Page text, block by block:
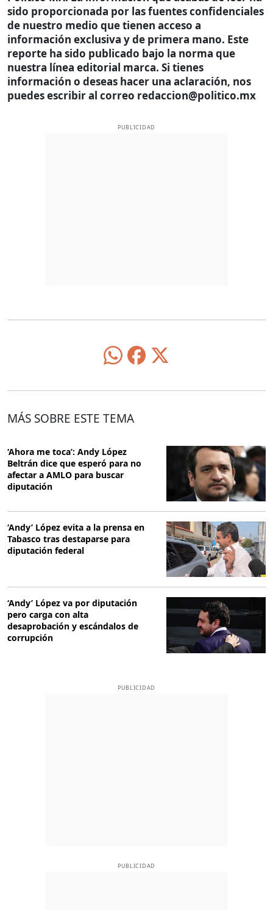
sido proporcionada por las fuentes confidenciales
de nuestro medio que tienen acceso a
información exclusiva y de primera mano. Este
reporte ha sido publicado bajo la norma que
nuestra línea editorial marca. Si tienes
información o deseas hacer una aclaración, nos
puedes escribir al correo redaccion@politico.mx
PUBLICIDAD
MÁS SOBRE ESTE TEMA
‘Ahora me toca’: Andy López
Beltrán dice que esperó para no
afectar a AMLO para buscar
diputación
‘Andy’ López evita a la prensa en
Tabasco tras destaparse para
diputación federal
‘Andy’ López va por diputación
pero carga con alta
desaprobación y escándalos de
corrupción
PUBLICIDAD
PUBLICIDAD